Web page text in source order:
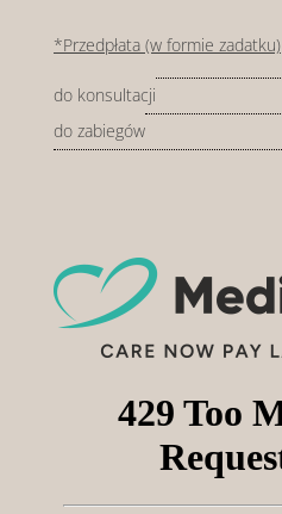
*Przedpłata (w formie zadatku)
do konsultacji
do zabiegów